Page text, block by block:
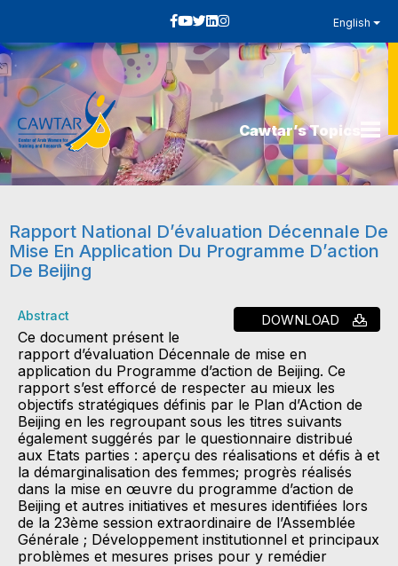
English
Cawtar’s Topics
Rapport National D’évaluation Décennale De
Mise En Application Du Programme D’action
De Beijing
DOWNLOAD
Abstract
Ce document présent le
rapport d’évaluation Décennale de mise en
application du Programme d’action de Beijing. Ce
rapport s’est efforcé de respecter au mieux les
objectifs stratégiques définis par le Plan d’Action de
Beijing en les regroupant sous les titres suivants
également suggérés par le questionnaire distribué
aux Etats parties : aperçu des réalisations et défis à et
la démarginalisation des femmes; progrès réalisés
dans la mise en œuvre du programme d’action de
Beijing et autres initiatives et mesures identifiées lors
de la 23ème session extraordinaire de l’Assemblée
Générale ; Développement institutionnel et principaux
problèmes et mesures prises pour y remédier